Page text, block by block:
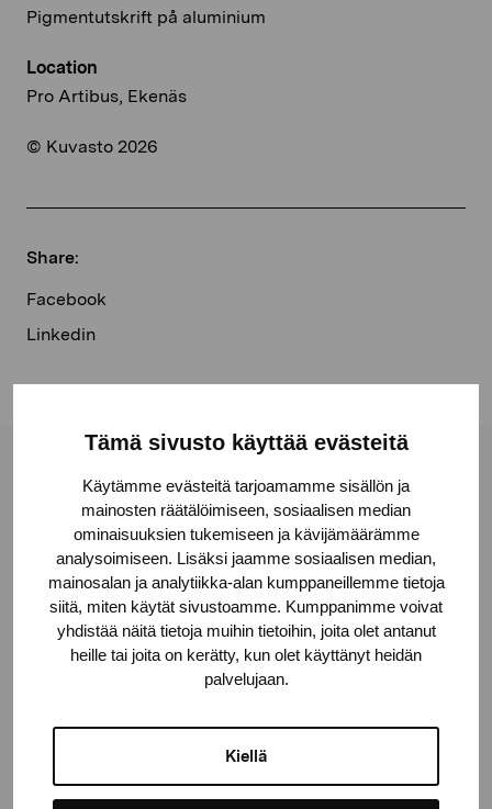
Tämä sivusto käyttää evästeitä
Käytämme evästeitä tarjoamamme sisällön ja
mainosten räätälöimiseen, sosiaalisen median
ominaisuuksien tukemiseen ja kävijämäärämme
analysoimiseen. Lisäksi jaamme sosiaalisen median,
mainosalan ja analytiikka-alan kumppaneillemme tietoja
siitä, miten käytät sivustoamme. Kumppanimme voivat
yhdistää näitä tietoja muihin tietoihin, joita olet antanut
heille tai joita on kerätty, kun olet käyttänyt heidän
palvelujaan.
Kiellä
Pigmentutskrift på aluminium
Location
Pro Artibus, Ekenäs
© Kuvasto 2026
Share:
Facebook
Linkedin
Pro Artibus Foundation
Gustav Wasas gata 11
10600 Ekenäs
proartibus@proartibus.fi
+358 (0)50 371 6339
Contact us